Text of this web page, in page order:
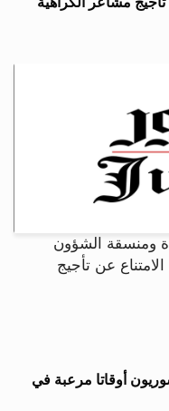
ومنسقة الشؤون
عن تأجيج
أوقاتا مرعبة في